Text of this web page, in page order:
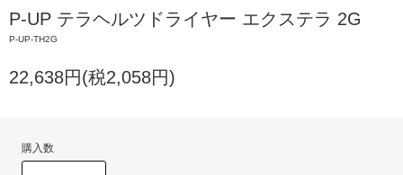
P-UP テラヘルツドライヤー エクステラ 2G
P-UP-TH2G
22,638円(税2,058円)
購入数